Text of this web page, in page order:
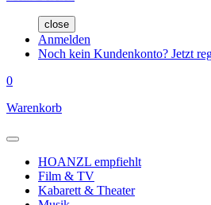
close
Anmelden
Noch kein Kundenkonto? Jetzt
0
Warenkorb
HOANZL empfiehlt
Film & TV
Kabarett & Theater